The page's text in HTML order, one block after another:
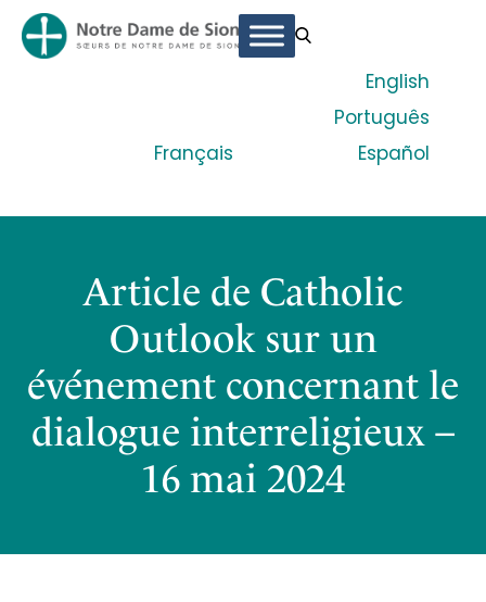
Français
English
Português
Español
Article de Catholic
Outlook sur un
événement concernant le
dialogue interreligieux –
16 mai 2024